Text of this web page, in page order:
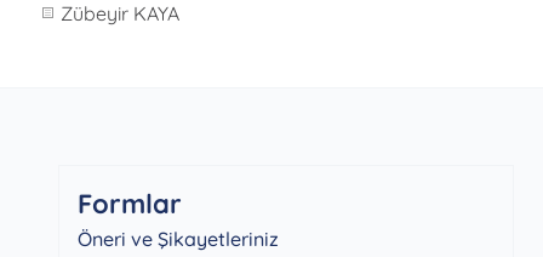
Zübeyir KAYA
Formlar
Öneri ve Şikayetleriniz